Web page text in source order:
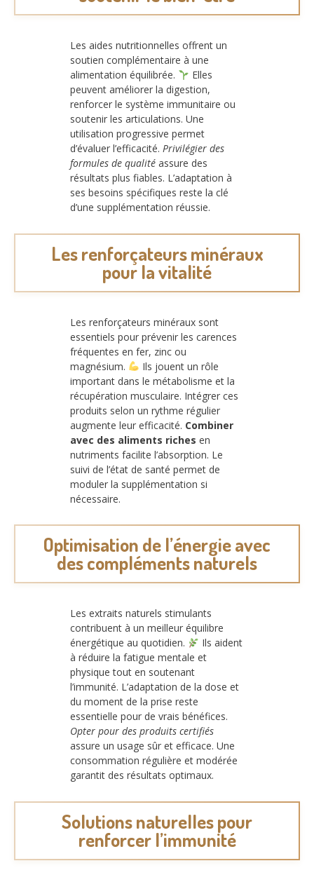
Les aides nutritionnelles offrent un
soutien complémentaire à une
alimentation équilibrée.
Elles
peuvent améliorer la digestion,
renforcer le système immunitaire ou
soutenir les articulations. Une
utilisation progressive permet
d’évaluer l’efficacité. Privilégier des
formules de qualité assure des
résultats plus fiables. L’adaptation à
ses besoins spécifiques reste la clé
d’une supplémentation réussie.
Les renforçateurs minéraux
pour la vitalité
Les renforçateurs minéraux sont
essentiels pour prévenir les carences
fréquentes en fer, zinc ou
magnésium.
Ils jouent un rôle
important dans le métabolisme et la
récupération musculaire. Intégrer ces
produits selon un rythme régulier
augmente leur efficacité. Combiner
avec des aliments riches en
nutriments facilite l’absorption. Le
suivi de l’état de santé permet de
moduler la supplémentation si
nécessaire.
Optimisation de l’énergie avec
des compléments naturels
Les extraits naturels stimulants
contribuent à un meilleur équilibre
énergétique au quotidien.
Ils aident
à réduire la fatigue mentale et
physique tout en soutenant
l’immunité. L’adaptation de la dose et
du moment de la prise reste
essentielle pour de vrais bénéfices.
Opter pour des produits certifiés
assure un usage sûr et efficace. Une
consommation régulière et modérée
garantit des résultats optimaux.
Solutions naturelles pour
renforcer l’immunité